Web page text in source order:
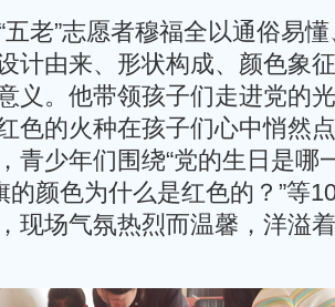
老”志愿者穆福全以通俗易
计由来、形状构成、颜色象
义。他带领孩子们走进党的
色的火种在孩子们心中悄然
青少年们围绕“党的生日是哪
的颜色为什么是红色的？”等
现场气氛热烈而温馨，洋溢